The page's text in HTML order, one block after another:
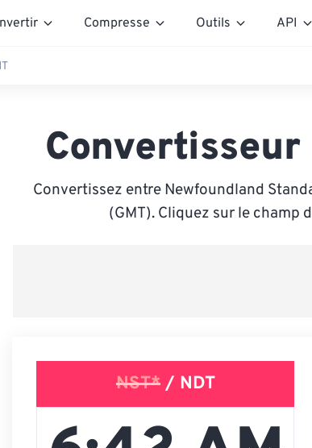
Compresse Outils API
Convertisseur
Convertissez entre Newfoundland
(GMT). Cliquez sur le champ
NST*/ NDT